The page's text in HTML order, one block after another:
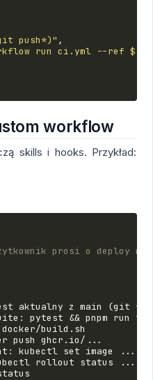
push*)" ,
run ci.yml --ref
workflow
skills i hooks. Przykład:
prosi o deploy na